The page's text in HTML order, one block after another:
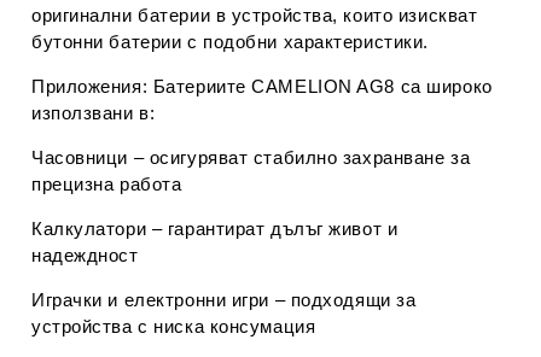
оригинални батерии в устройства, които изискват
бутонни батерии с подобни характеристики.
Приложения: Батериите CAMELION AG8 са широко
използвани в:
Часовници – осигуряват стабилно захранване за
прецизна работа
Калкулатори – гарантират дълъг живот и
надеждност
Играчки и електронни игри – подходящи за
устройства с ниска консумация